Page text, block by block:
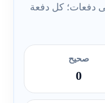
دفعات؛ كل دفعة
صحيح
0